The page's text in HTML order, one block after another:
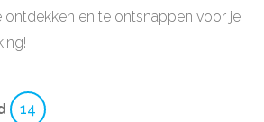
ontdekken en te ontsnappen voor je
14